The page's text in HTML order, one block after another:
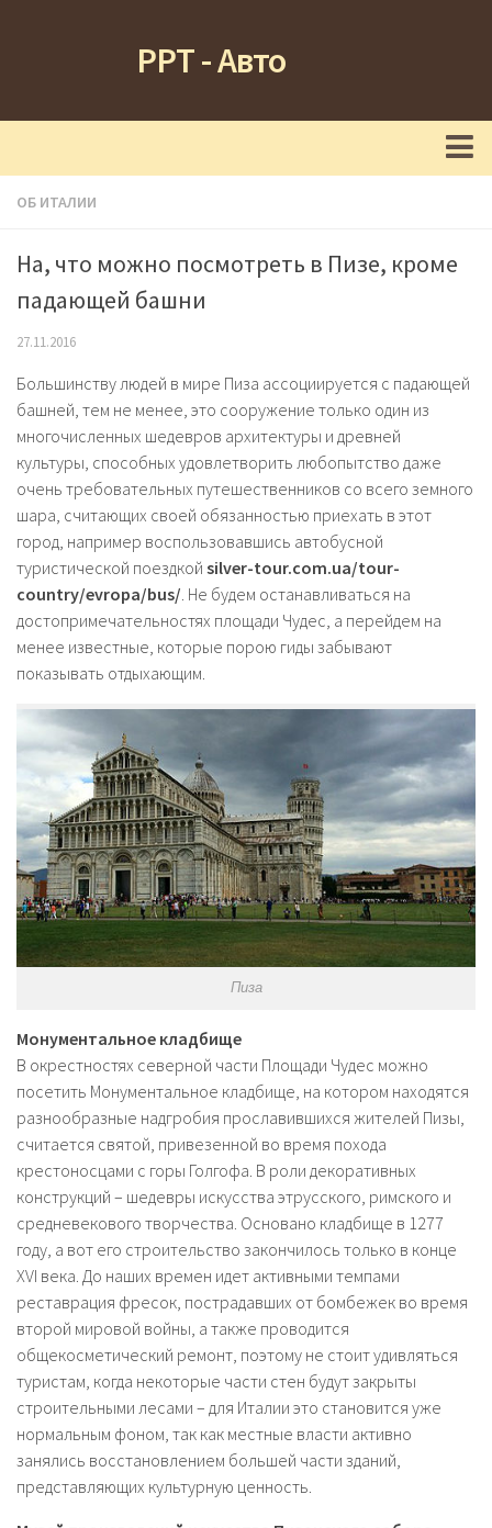
РРТ - Авто
Главная
Туризм
Футбол
Об Италии
ОБ ИТАЛИИ
На, что можно посмотреть в Пизе, кроме
падающей башни
27.11.2016
Большинству людей в мире Пиза ассоциируется с падающей
башней, тем не менее, это сооружение только один из
многочисленных шедевров архитектуры и древней
культуры, способных удовлетворить любопытство даже
очень требовательных путешественников со всего земного
шара, считающих своей обязанностью приехать в этот
город, например воспользовавшись автобусной
туристической поездкой silver-tour.com.ua/tour-
country/evropa/bus/. Не будем останавливаться на
достопримечательностях площади Чудес, а перейдем на
менее известные, которые порою гиды забывают
показывать отдыхающим.
Пиза
Монументальное кладбище
В окрестностях северной части Площади Чудес можно
посетить Монументальное кладбище, на котором находятся
разнообразные надгробия прославившихся жителей Пизы,
считается святой, привезенной во время похода
крестоносцами с горы Голгофа. В роли декоративных
конструкций – шедевры искусства этрусского, римского и
средневекового творчества. Основано кладбище в 1277
году, а вот его строительство закончилось только в конце
XVI века. До наших времен идет активными темпами
реставрация фресок, пострадавших от бомбежек во время
второй мировой войны, а также проводится
общекосметический ремонт, поэтому не стоит удивляться
туристам, когда некоторые части стен будут закрыты
строительными лесами – для Италии это становится уже
нормальным фоном, так как местные власти активно
занялись восстановлением большей части зданий,
представляющих культурную ценность.